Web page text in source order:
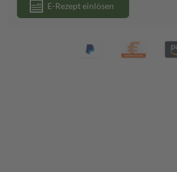
E-Rezept einlösen